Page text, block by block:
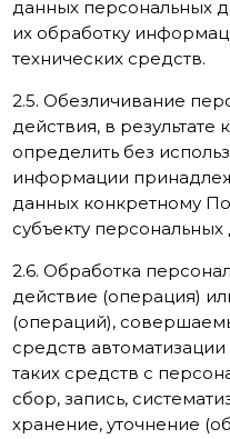
данных персональных
их обработку
технических средств.
2.5. Обезличивание
действия, в
определить без
информации
данных конкретному
субъекту персональных
2.6. Обработка
действие (операция)
(операций),
средств
таких средств с
сбор, запись,
хранение, уточнение